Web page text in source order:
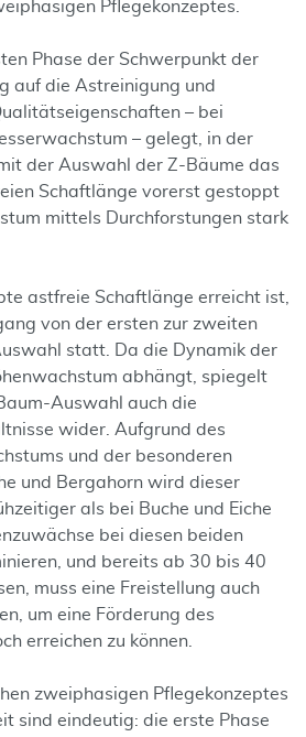
Pflegekonzeptes.
Phase der Schwerpunkt der
auf die Astreinigung und
– bei
– gelegt, in der
der Auswahl der Z-Bäume das
Schaftlänge vorerst gestoppt
mittels Durchforstungen stark
astfreie Schaftlänge erreicht ist,
von der ersten zur zweiten
statt. Da die Dynamik der
abhängt, spiegelt
Auswahl auch die
wider. Aufgrund des
und der besonderen
und Bergahorn wird dieser
als bei Buche und Eiche
bei diesen beiden
und bereits ab 30 bis 40
muss eine Freistellung auch
um eine Förderung des
erreichen zu können.
zweiphasigen Pflegekonzeptes
sind eindeutig: die erste Phase